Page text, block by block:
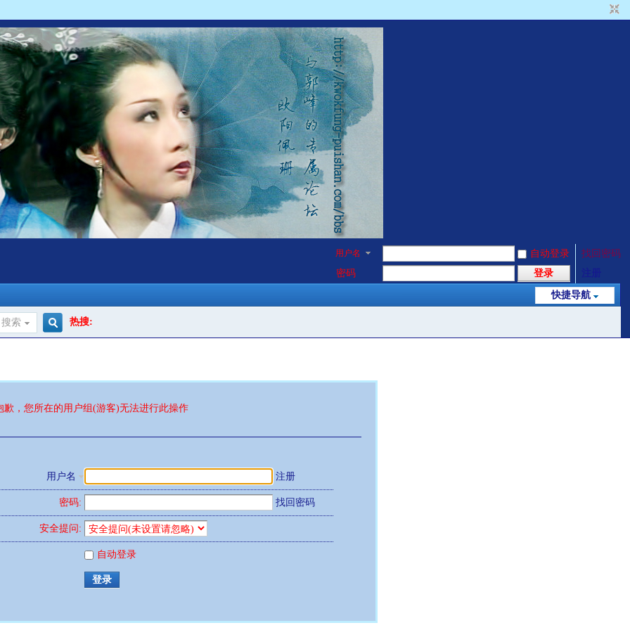
用户名 自动登录
找回密码
密码
登录
快捷导航
搜索
索
热搜:
歉，您所在的用户组(游客)无法进行此操作
用户名 注册
密码: 找回密码
安全提问:
自动登录
登录